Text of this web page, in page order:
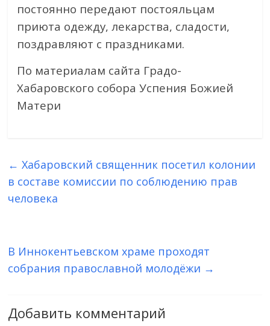
постоянно передают постояльцам
приюта одежду, лекарства, сладости,
поздравляют с праздниками.
По материалам сайта Градо-
Хабаровского собора Успения Божией
Матери
← Хабаровский священник посетил колонии
в составе комиссии по соблюдению прав
человека
В Иннокентьевском храме проходят
собрания православной молодёжи →
Добавить комментарий